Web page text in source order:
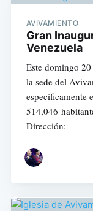
AVIVAMIENTO
Gran
Venezuela
Este domingo
la sede del
específicamente
514,046
Dirección: